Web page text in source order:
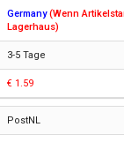
Germany(Wenn
Lagerhaus)
3-5 Tage
€ 1.59
PostNL